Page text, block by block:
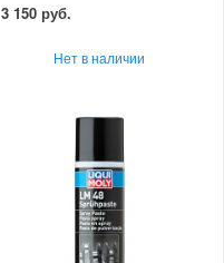
3 150 руб.
Нет в наличии